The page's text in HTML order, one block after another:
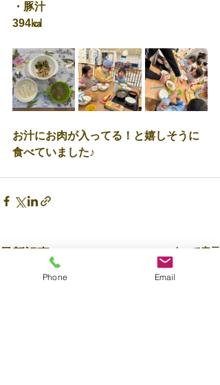
・豚汁
394㎉
お汁にお肉が入ってる！と嬉しそうに
食べていました♪
すべて表示
Phone Email